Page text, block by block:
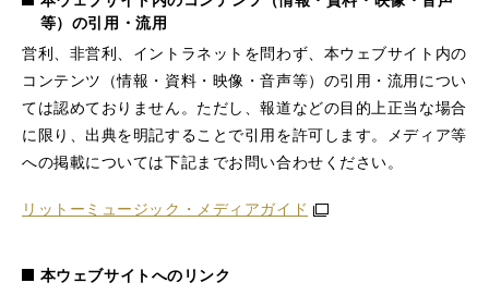
等）の引用・流用
営利、非営利、イントラネットを問わず、本ウェブサイト内の
コンテンツ（情報・資料・映像・音声等）の引用・流用につい
ては認めておりません。ただし、報道などの目的上正当な場合
に限り、出典を明記することで引用を許可します。メディア等
への掲載については下記までお問い合わせください。
リットーミュージック・メディアガイド
本ウェブサイトへのリンク